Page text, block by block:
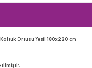
Örtüsü Yeşil 180x220 cm